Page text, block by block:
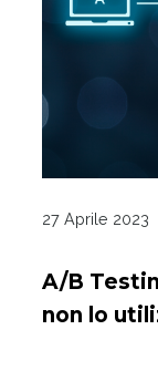
27 Aprile 2023
A/B
non lo